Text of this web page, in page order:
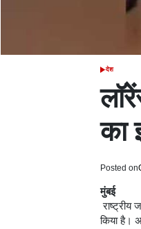
POSTED
देश
का
Posted on
मुंबई
राष्ट्रीय
किया है।